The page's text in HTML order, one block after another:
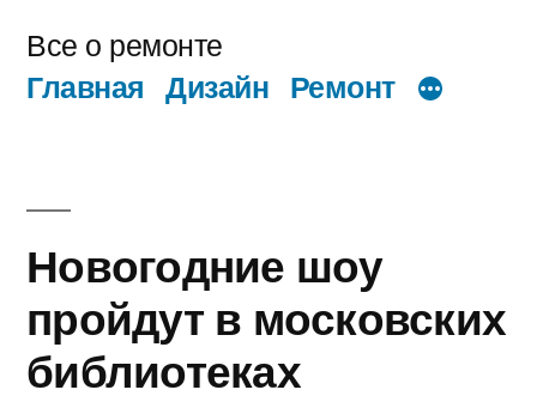
содержимому
Все о ремонте
Главная Дизайн Ремонт
Новогодние шоу
пройдут в московских
библиотеках